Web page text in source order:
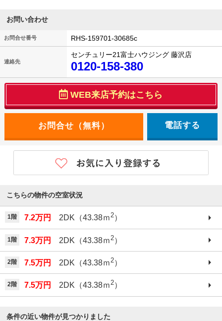
お問い合わせ
お問合せ番号 RHS-159701-30685c
連絡先
センチュリー21富士ハウジング 藤沢店
0120-158-380
WEB来店予約はこちら
電話する
こちらの物件の空室状況
1階 7.2万円 2DK（43.38ｍ2）
1階 7.3万円 2DK（43.38ｍ 2）
2階 7.5万円 2DK（43.38ｍ2）
2階 7.5万円 2DK（43.38ｍ2）
条件の近い物件が見つかりました